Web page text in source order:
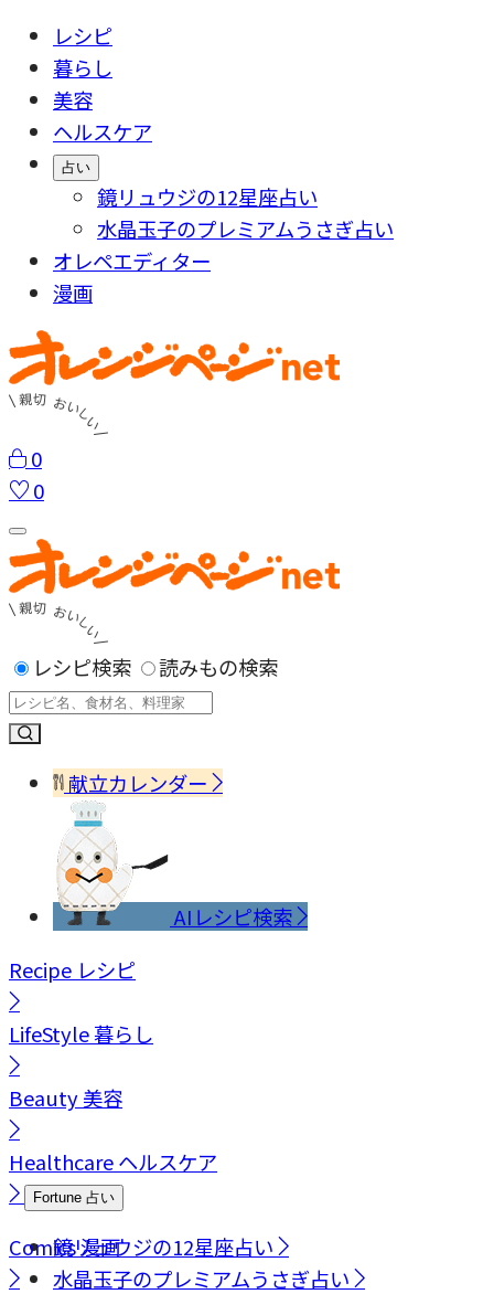
レシピ
暮らし
美容
ヘルスケア
占い
鏡リュウジの12星座占い
水晶玉子のプレミアムうさぎ占い
オレペエディター
漫画
0
0
レシピ検索 読みもの検索
献立カレンダー
AIレシピ検索
Recipe レシピ
LifeStyle暮らし
Beauty美容
Healthcareヘルスケア
Fortune 占い
鏡リュウジの12星座占い
水晶玉子のプレミアムうさぎ占い
Comics漫画